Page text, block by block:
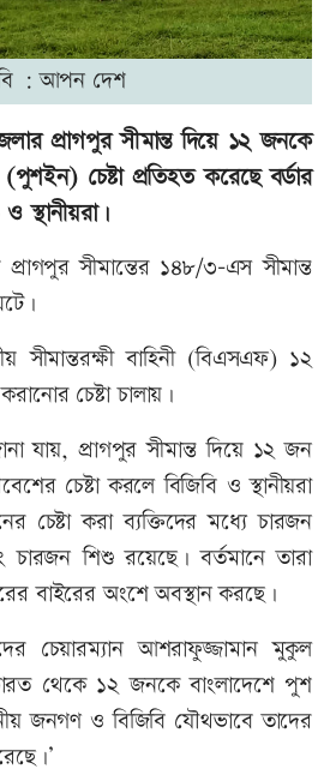
: আপন দেশ
প্রাগপুর সীমান্ত দিয়ে ১২ জনকে
চেষ্টা প্রতিহত করেছে বর্ডার
স্থানীয়রা।
সীমান্তের ১৪৮/৩-এস সীমান্ত
সীমান্তরক্ষী বাহিনী (বিএসএফ) ১২
চেষ্টা চালায়।
যায়, প্রাগপুর সীমান্ত দিয়ে ১২ জন
চেষ্টা করলে বিজিবি ও স্থানীয়রা
চেষ্টা করা ব্যক্তিদের মধ্যে চারজন
শিশু রয়েছে। বর্তমানে তারা
বাইরের অংশে অবস্থান করছে।
চেয়ারম্যান আশরাফুজ্জামান মুকুল
থেকে ১২ জনকে বাংলাদেশে পুশ
জনগণ ও বিজিবি যৌথভাবে তাদের